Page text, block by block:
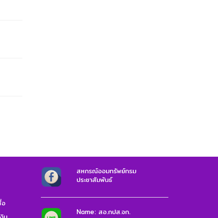
สหกรณ์ออมทรัพย์กรม
ประชาสัมพันธ์
Name: สอ.กปส.จก.